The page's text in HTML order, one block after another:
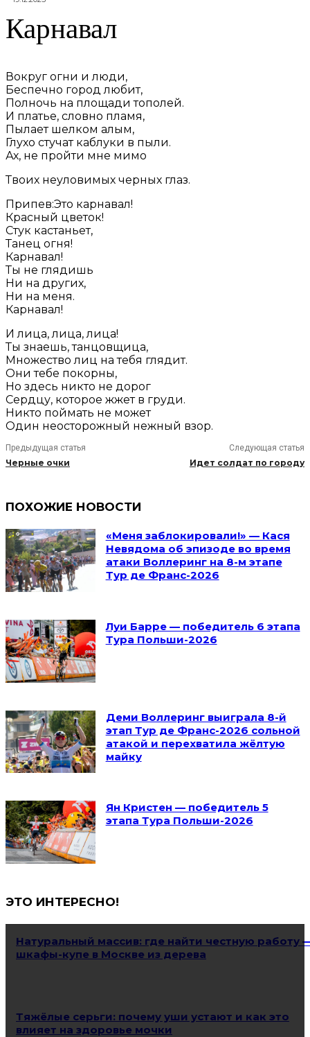
Карнавал
Вокруг огни и люди,
Беспечно город любит,
Полночь на площади тополей.
И платье, словно пламя,
Пылает шелком алым,
Глухо стучат каблуки в пыли.
Ах, не пройти мне мимо
Твоих неуловимых черных глаз.
Припев:Это карнавал!
Красный цветок!
Стук кастаньет,
Танец огня!
Карнавал!
Ты не глядишь
Ни на других,
Ни на меня.
Карнавал!
И лица, лица, лица!
Ты знаешь, танцовщица,
Множество лиц на тебя глядит.
Они тебе покорны,
Но здесь никто не дорог
Сердцу, которое жжет в груди.
Никто поймать не может
Один неосторожный нежный взор.
Предыдущая статья
Черные очки
Следующая статья
Идет солдат по городу
ПОХОЖИЕ НОВОСТИ
«Меня заблокировали!» — Кася
Невядома об эпизоде во время
атаки Воллеринг на 8-м этапе
Тур де Франс-2026
Луи Барре — победитель 6 этапа
Тура Польши-2026
Деми Воллеринг выиграла 8-й
этап Тур де Франс-2026 сольной
атакой и перехватила жёлтую
майку
Ян Кристен — победитель 5
этапа Тура Польши-2026
ЭТО ИНТЕРЕСНО!
Натуральный массив: где найти честную работу
шкафы-купе в Москве из дерева
Тяжёлые серьги: почему уши устают и как это
влияет на здоровье мочки